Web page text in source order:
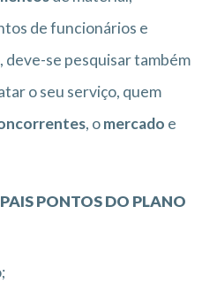
de funcionários e
deve-se pesquisar também
o seu serviço, quem
, omercado e
PONTOS DO PLANO